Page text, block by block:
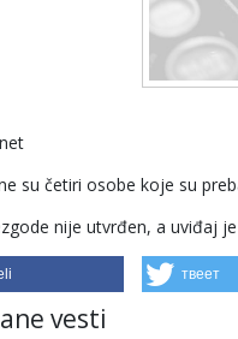
su četiri osobe koje su
nije utvrđen, a uviđaj
твеет
vesti